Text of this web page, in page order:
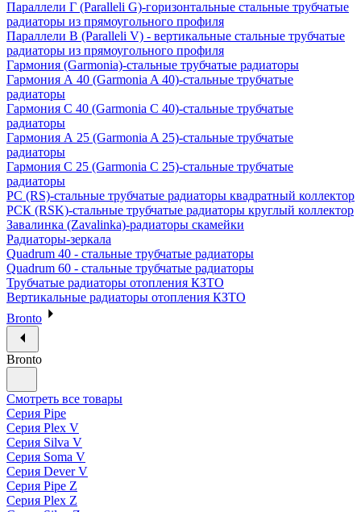
Параллели Г (Paralleli G)-горизонтальные стальные трубчатые
радиаторы из прямоугольного профиля
Параллели В (Paralleli V) - вертикальные стальные трубчатые
радиаторы из прямоугольного профиля
Гармония (Garmonia)-стальные трубчатые радиаторы
Гармония А 40 (Garmonia A 40)-стальные трубчатые
радиаторы
Гармония С 40 (Garmonia C 40)-стальные трубчатые
радиаторы
Гармония А 25 (Garmonia A 25)-стальные трубчатые
радиаторы
Гармония С 25 (Garmonia C 25)-стальные трубчатые
радиаторы
РС (RS)-стальные трубчатые радиаторы квадратный коллектор
РСК (RSK)-стальные трубчатые радиаторы круглый коллектор
Завалинка (Zavalinka)-радиаторы скамейки
Радиаторы-зеркала
Quadrum 40 - стальные трубчатые радиаторы
Quadrum 60 - стальные трубчатые радиаторы
Трубчатые радиаторы отопления КЗТО
Вертикальные радиаторы отопления КЗТО
Bronto
Bronto
Смотреть все товары
Серия Pipe
Серия Plex V
Серия Silva V
Серия Soma V
Серия Dever V
Серия Pipe Z
Серия Plex Z